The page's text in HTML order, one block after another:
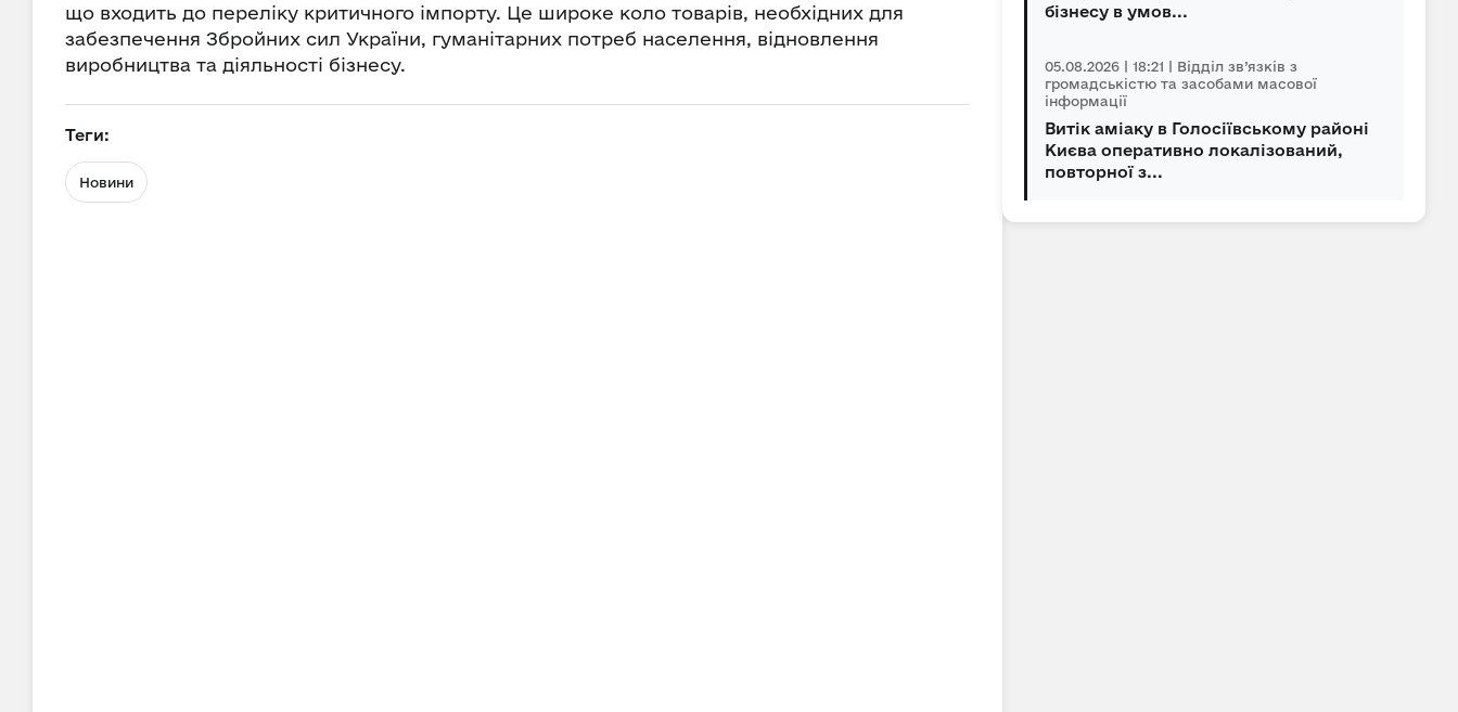
що входить до переліку критичного імпорту. Це широке коло товарів, необхідних для
забезпечення Збройних сил України, гуманітарних потреб населення, відновлення
виробництва та діяльності бізнесу.
Теги:
Новини
бізнесу в умов...
05.08.2026 | 18:21 | Відділ зв’язків з
громадськістю та засобами масової
інформації
Витік аміаку в Голосіївському районі
Києва оперативно локалізований,
повторної з...